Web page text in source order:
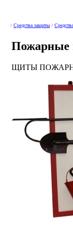
/ Средства защиты /
Пожарные
ЩИТЫ